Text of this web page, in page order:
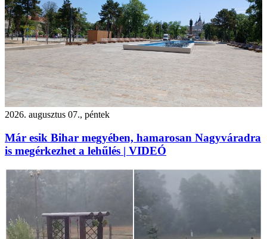
2026. augusztus 07., péntek
Már esik Bihar megyében, hamarosan Nagyváradra
is megérkezhet a lehűlés | VIDEÓ